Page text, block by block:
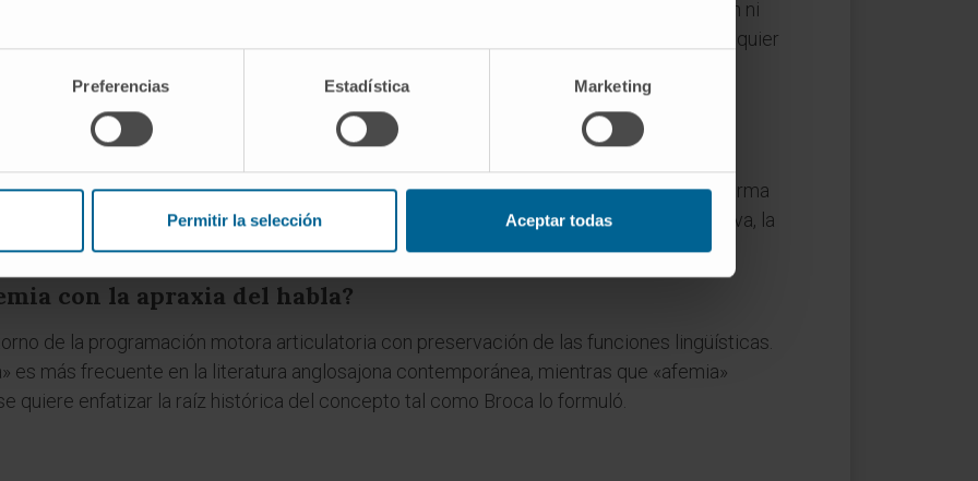
Preferencias Estadística Marketing
Permitir la selección Aceptar todas
un trastorno restringido a la articulación del habla, sin afectación de la comprensión ni
en 1864 el término
, lo dotó de un significado más amplio que abarca cualquier
La confusión entre ambos conceptos ha pervivido desde entonces en la literatura
de hablar tras una afemia?
la lesión. Las afemias por infartos pequeños y bien delimitados suelen mejorar de forma
pacientes recuperan un habla funcional. Cuando la lesión es extensa o progresiva, la
con la apraxia del habla?
de la programación motora articulatoria con preservación de las funciones lingüísticas.
es más frecuente en la literatura anglosajona contemporánea, mientras que «afemia»
quiere enfatizar la raíz histórica del concepto tal como Broca lo formuló.